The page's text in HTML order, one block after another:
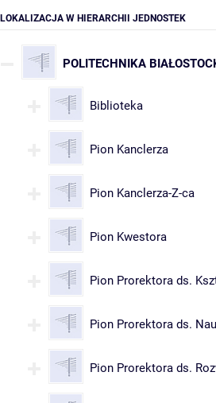
LOKALIZACJA W HIERARCHII JEDNOSTEK
POLITECHNIKA
Biblioteka
Pion Kanclerza
Pion Kanclerza-Z-ca
Pion Kwestora
Pion Prorektora ds.
Pion Prorektora ds.
Pion Prorektora ds.